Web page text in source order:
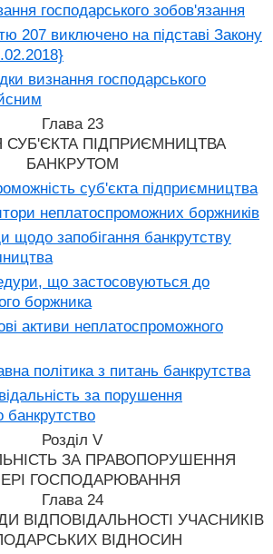
господарського зобов'язання
207 виключено на підставі Закону
визнання господарського
Глава 23
СУБ'ЄКТА ПІДПРИЄМНИЦТВА
БАНКРУТОМ
суб'єкта підприємництва
неплатоспроможних боржників
щодо запобігання банкрутству
що застосовуються до
боржника
активи неплатоспроможного
політика з питань банкрутства
за порушення
банкрутство
Розділ V
ЗА ПРАВОПОРУШЕННЯ
ГОСПОДАРЮВАННЯ
Глава 24
ВІДПОВІДАЛЬНОСТІ УЧАСНИКІВ
ВІДНОСИН